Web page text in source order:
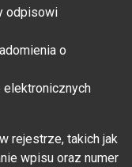
odpisowi
o
elektronicznych
rejestrze, takich jak
wpisu oraz numer